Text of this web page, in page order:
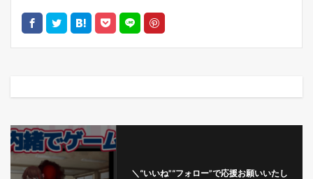
＼“いいね”“フォロー”で応援お願いいたし